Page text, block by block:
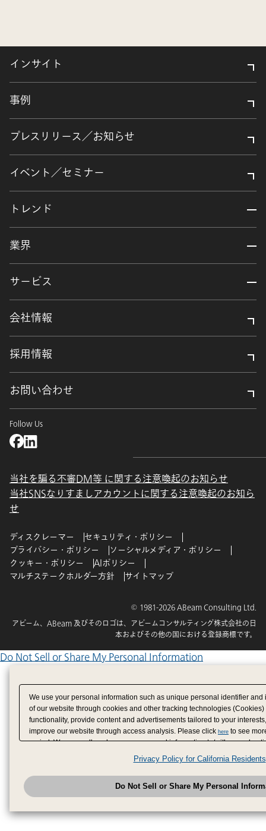
インサイト
事例
プレスリリース／お知らせ
イベント／セミナー
トレンド
業界
サービス
会社情報
採用情報
お問い合わせ
Follow Us
当社を騙る不審DM等 に関する注意喚起のお知らせ
当社SNSなりすましアカウントに関する注意喚起のお知ら
せ
ディスクレーマー
セキュリティ・ポリシー
プライバシー・ポリシー
ソーシャルメディア・ポリシー
クッキー・ポリシー
AIポリシー
マルチステークホルダー方針
サイトマップ
© 1981-2026 ABeam Consulting Ltd.
アビーム、ABeam 及びそのロゴは、アビームコンサルティング株式会社の日
本およびその他の国における登録商標です。
Do Not Sell or Share My Personal Information
We use your personal information such as unique personal identifier
of our website through cookies and other tracking technologies
functionality, provide content and advertisements tailored to your
improve our website through access analysis. Please click here to see
period. We may sell or share your personal information to/with our
have provided to them or that they have collected from your use of their
analyze and optimize advertisements delivered to you by businesses
have the right to opt out of sale or share of your personal information by
to exercise your right. If we have detected an opt-out
honored.Change your sell or share preference
Privacy Policy for California Residents
Do Not Sell or Share My Personal